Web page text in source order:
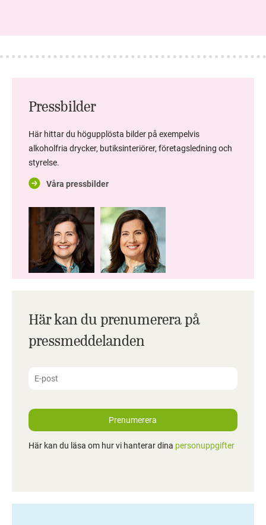
Pressbilder
Här hittar du högupplösta bilder på exempelvis
alkoholfria drycker, butiksinteriörer, företagsledning och
styrelse.
Våra pressbilder
Här kan du prenumerera på
pressmeddelanden
Prenumerera
Här kan du läsa om hur vi hanterar dina personuppgifter